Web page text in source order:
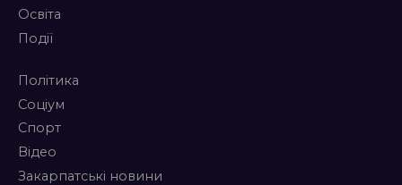
Освіта
Події
Політика
Соціум
Спорт
Відео
Закарпатські новини